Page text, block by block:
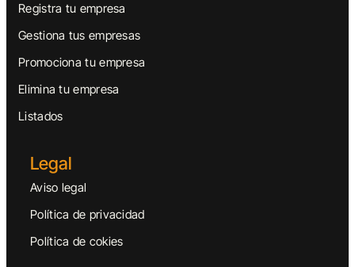
Registra tu empresa
Gestiona tus empresas
Promociona tu empresa
Elimina tu empresa
Listados
Legal
Aviso legal
Política de privacidad
Política de cokies